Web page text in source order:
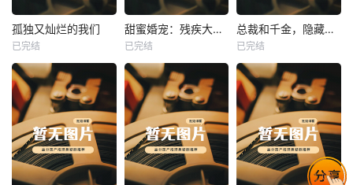
热播
未知
孤独又灿烂的我们
已完结
热播
未知
甜蜜婚宠：残疾大佬夜夜撩
已完结
热播
未知
总裁和千金，隐藏身份闪婚了
已完结